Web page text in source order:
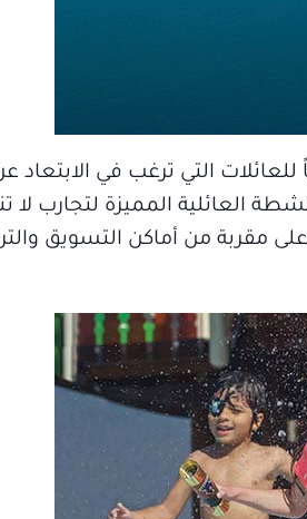
للعائلات التي ترغب في
العائلية المميزة لتجارب
مقربة من أماكن التسويق